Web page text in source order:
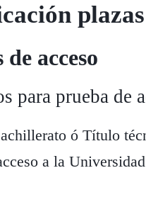
acceso
para prueba de
ó Título
a la